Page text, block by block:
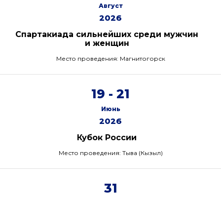
Август
2026
Спартакиада сильнейших среди мужчин
и женщин
Место проведения: Магнитогорск
19 - 21
Июнь
2026
Кубок России
Место проведения: Тыва (Кызыл)
31